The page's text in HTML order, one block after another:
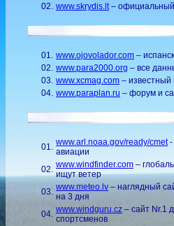
02. www.skrydis.lt– официальный
01. www.ojovolador.com –
02. www.para2000.org – все
03. www.xcmag.com – известный
04. www.paraplan.ru – форум и
01. www.arl.noaa.gov/ready/cmet-
авиации
02. www.windfinder.com –
ищут ветер
03. www.meteo.lv – наглядный
на 3 дня
04. www.windguru.cz – сайт Nr.1
спортсменов